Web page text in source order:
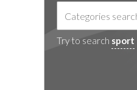
Try to search sport